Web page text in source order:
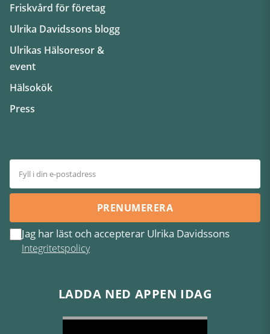
Friskvård för företag
Ulrika Davidssons blogg
Ulrikas Hälsoresor &
event
Hälsokök
Press
PRENUMERERA
Jag har läst och accepterar Ulrika Davidssons
Integritetspolicy
LADDA NED APPEN IDAG